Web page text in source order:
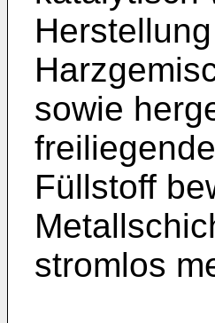
sowie
Füllstoff
stromlos